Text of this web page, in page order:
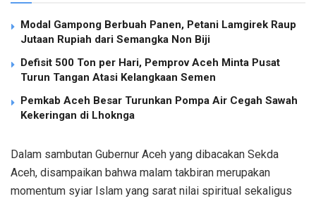
Modal Gampong Berbuah Panen, Petani Lamgirek Raup
Jutaan Rupiah dari Semangka Non Biji
Defisit 500 Ton per Hari, Pemprov Aceh Minta Pusat
Turun Tangan Atasi Kelangkaan Semen
Pemkab Aceh Besar Turunkan Pompa Air Cegah Sawah
Kekeringan di Lhoknga
Dalam sambutan Gubernur Aceh yang dibacakan Sekda
Aceh, disampaikan bahwa malam takbiran merupakan
momentum syiar Islam yang sarat nilai spiritual sekaligus